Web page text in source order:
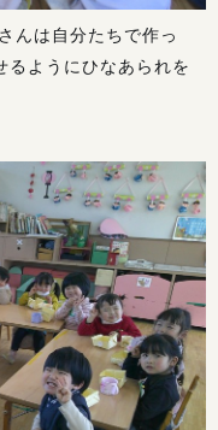
んは自分たちで作っ
るようにひなあられを